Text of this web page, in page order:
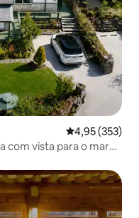
4,95 de uma
4,95 (353)
com vista para o mar